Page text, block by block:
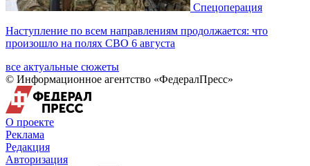
Спецоперация
Наступление по всем направлениям продолжается: что
произошло на полях СВО 6 августа
все актуальные сюжеты
© Информационное агентство «ФедералПресс»
О проекте
Реклама
Редакция
Авторизация